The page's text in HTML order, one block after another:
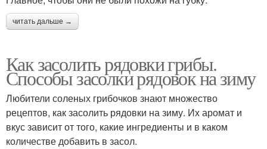
читать дальше →
Как засолить рядовки грибы.
Способы засолки рядовок на зиму
Любители соленых грибочков знают множество
рецептов, как засолить рядовки на зиму. Их аромат и
вкус зависит от того, какие ингредиенты и в каком
количестве добавить в засол.